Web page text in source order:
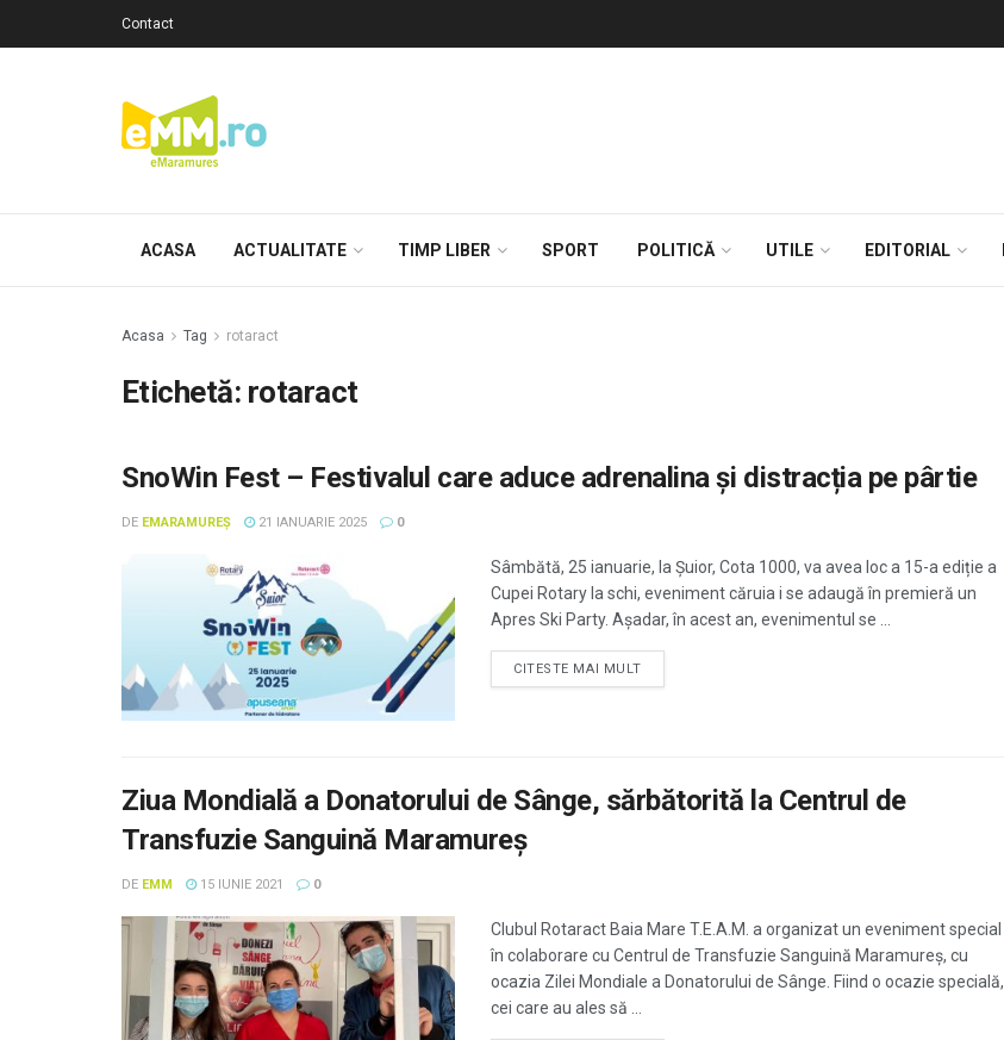
Contact
ACASA ACTUALITATE TIMP LIBER SPORT POLITICĂ UTILE EDITORIAL
Acasa Tag rotaract
Etichetă: rotaract
SnoWin Fest – Festivalul care aduce adrenalina și distracția pe pârtie
DE EMARAMUREȘ 21 IANUARIE 2025 0
Sâmbătă, 25 ianuarie, la Șuior, Cota 1000, va avea loc a 15-a ediție a
Cupei Rotary la schi, eveniment căruia i se adaugă în premieră un
Apres Ski Party. Așadar, în acest an, evenimentul se ...
CITESTE MAI MULT
Ziua Mondială a Donatorului de Sânge, sărbătorită la Centrul de
Transfuzie Sanguină Maramureș
DE EMM 15 IUNIE 2021 0
Clubul Rotaract Baia Mare T.E.A.M. a organizat un eveniment special
în colaborare cu Centrul de Transfuzie Sanguină Maramureș, cu
ocazia Zilei Mondiale a Donatorului de Sânge. Fiind o ocazie specială,
cei care au ales să ...